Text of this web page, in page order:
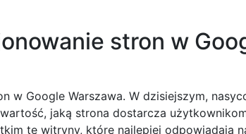
stron w
w Google Warszawa. W dzisiejszym,
jaką strona dostarcza
te witryny, które najlepiej odpowiadają